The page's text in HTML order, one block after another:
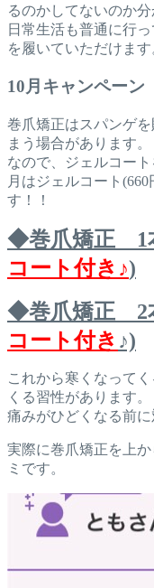
るのかしてないのか
日常生活も普通に行
を履いていただけます
10月キャンペーン
巻爪矯正はスパンゲ
まう場合があります。
なので、ジェルコー
月はジェルコート
す！！
◆巻爪矯正
コート付き♪)
◆巻爪矯正
コート付き ♪)
これから寒くなって
くる習性があります。
痛みがひどくなる前
実際に巻爪矯正を上
ミです。